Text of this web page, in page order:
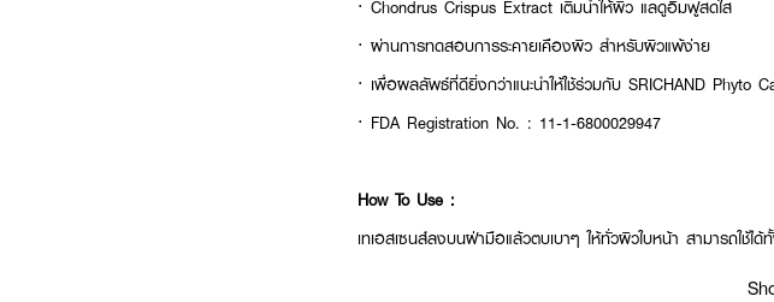
· Chondrus Crispus Extract เติมน้ำให้ผิว แลดูอิ่มฟูสดใส
· ผ่านการทดสอบการระคายเคืองผิว สำหรับผิวแพ้ง่าย
· เพื่อผลลัพธ์ที่ดียิ่งกว่าแนะนำให้ใช้ร่วมกับ SRICHAND Phyto
· FDA Registration No. : 11-1-6800029947
How To Use :
เทเอสเซนส์ลงบนฝ่ามือแล้วตบเบาๆ ให้ทั่วผิวใบหน้า สามารถใช้ได้